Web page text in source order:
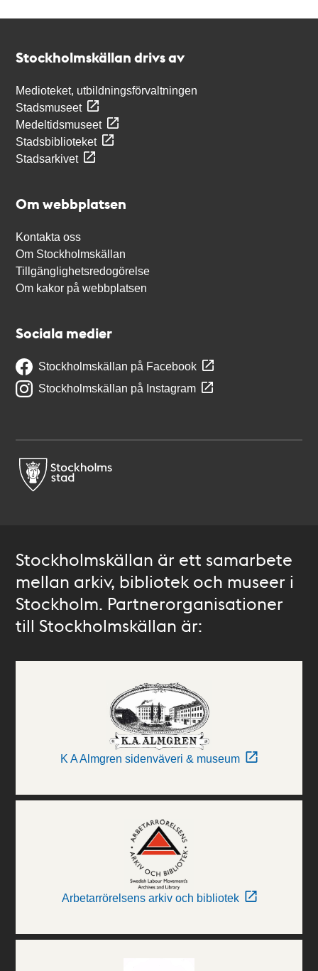
Stockholmskällan drivs av
Medioteket, utbildningsförvaltningen
Stadsmuseet
Medeltidsmuseet
Stadsbiblioteket
Stadsarkivet
Om webbplatsen
Kontakta oss
Om Stockholmskällan
Tillgänglighetsredogörelse
Om kakor på webbplatsen
Sociala medier
Stockholmskällan på Facebook
Stockholmskällan på Instagram
Stockholmskällan är ett samarbete
mellan arkiv, bibliotek och museer i
Stockholm. Partnerorganisationer
till Stockholmskällan är:
K A Almgren sidenväveri & museum
Arbetarrörelsens arkiv och bibliotek